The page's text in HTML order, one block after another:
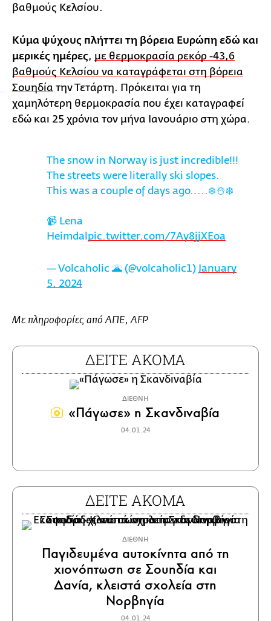
βαθμούς Κελσίου.
Κύμα ψύχους πλήττει τη βόρεια Ευρώπη εδώ και
μερικές ημέρες, με θερμοκρασία ρεκόρ -43,6
βαθμούς Κελσίου να καταγράφεται στη βόρεια
Σουηδία την Τετάρτη. Πρόκειται για τη
χαμηλότερη θερμοκρασία που έχει καταγραφεί
εδώ και 25 χρόνια τον μήνα Ιανουάριο στη χώρα.
The snow in Norway is just incredible!!!
The streets were literally ski slopes.
This was a couple of days ago.....❄️☃️❄️
📹 Lena
Heimdal pic.twitter.com/7Ay8jjXEoa
— Volcaholic 🌋 (@volcaholic1) January
5, 2024
Με πληροφορίες από ΑΠΕ, AFP
ΔΕΙΤΕ ΑΚΟΜΑ
ΔΙΕΘΝΗ
«Πάγωσε» η Σκανδιναβία
04.01.24
ΔΕΙΤΕ ΑΚΟΜΑ
ΔΙΕΘΝΗ
Παγιδευμένα αυτοκίνητα από τη
χιονόπτωση σε Σουηδία και
Δανία, κλειστά σχολεία στη
Νορβηγία
04.01.24